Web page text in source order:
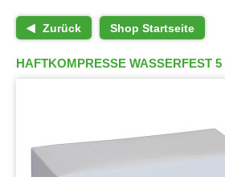
Zurück Shop Startseite
HAFTKOMPRESSE WASSERFEST 5